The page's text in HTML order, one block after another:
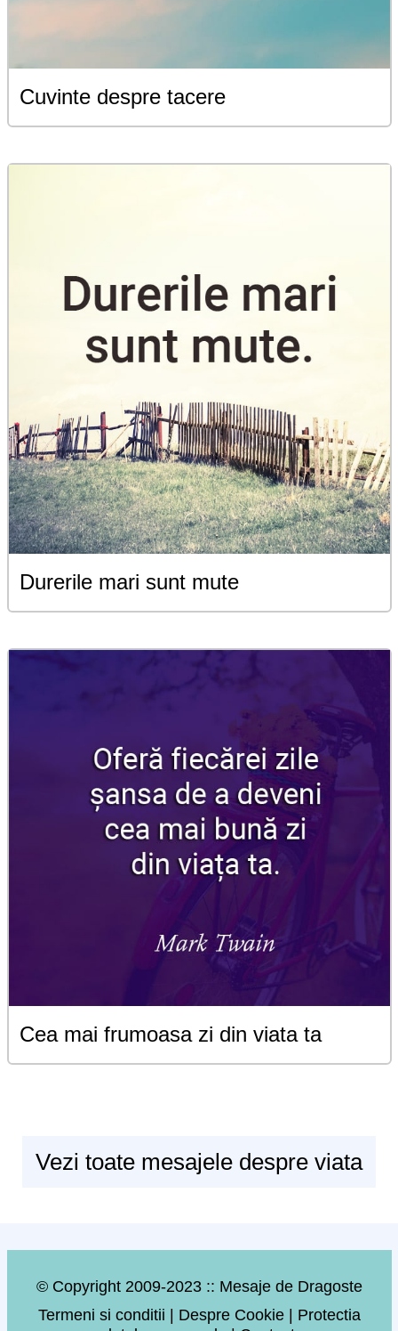
Cuvinte despre tacere
Durerile mari sunt mute
Cea mai frumoasa zi din viata ta
Vezi toate mesajele despre viata
© Copyright 2009-2023 :: Mesaje de Dragoste
Termeni si conditii | Despre Cookie| Protectia